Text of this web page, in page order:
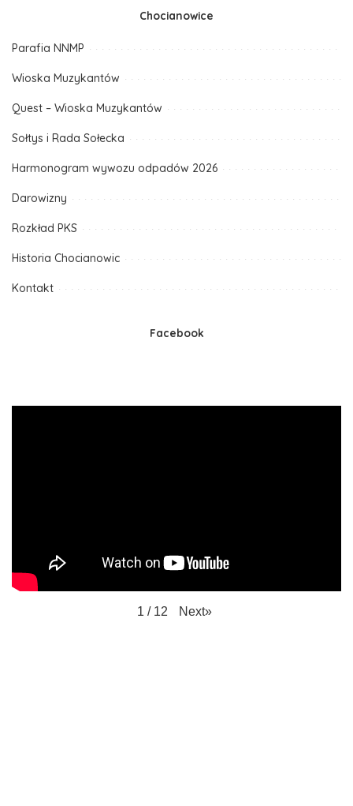
Chocianowice
Parafia NNMP
Wioska Muzykantów
Quest – Wioska Muzykantów
Sołtys i Rada Sołecka
Harmonogram wywozu odpadów 2026
Darowizny
Rozkład PKS
Historia Chocianowic
Kontakt
Facebook
1 / 12 Next»